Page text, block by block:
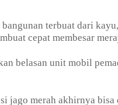
terbuat dari
cepat membesar
belasan unit mobil
jago merah akhirnya bisa